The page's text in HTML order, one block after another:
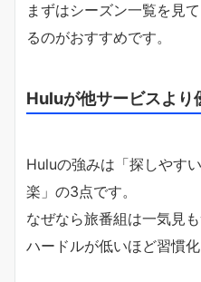
まずはシーズン一覧を見
るのがおすすめです。
Huluが他サービスより
Huluの強みは「探しやす
楽」の3点です。
なぜなら旅番組は一気見
ハードルが低いほど習慣化